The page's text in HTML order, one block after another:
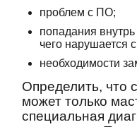
проблем с ПО;
попадания внутрь
чего нарушается
необходимости
Определить, что
может только
специальная